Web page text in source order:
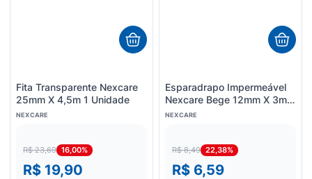
Fita Transparente Nexcare
25mm X 4,5m 1 Unidade
NEXCARE
R$ 23,69 16,00%
R$ 19,90
Esparadrapo Impermeável
Nexcare Bege 12mm X 3m 1
Unidade
NEXCARE
R$ 8,49 22,38%
R$ 6,59